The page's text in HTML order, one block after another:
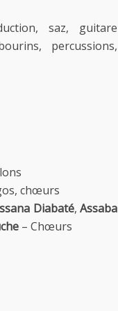
saz, guitare
percussions,
chœurs
Diabaté, Assaba
– Chœurs